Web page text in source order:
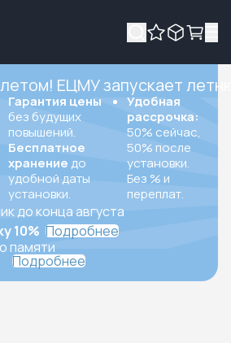
ЕЦМУ запускает
Гарантия цены
без будущих
повышений.
Бесплатное
хранение до
удобной даты
установки.
Удобная
рассрочка:
50% сейчас,
50% после
установки.
Без % и
переплат.
до конца августа
10% Подробнее
памяти
Подробнее